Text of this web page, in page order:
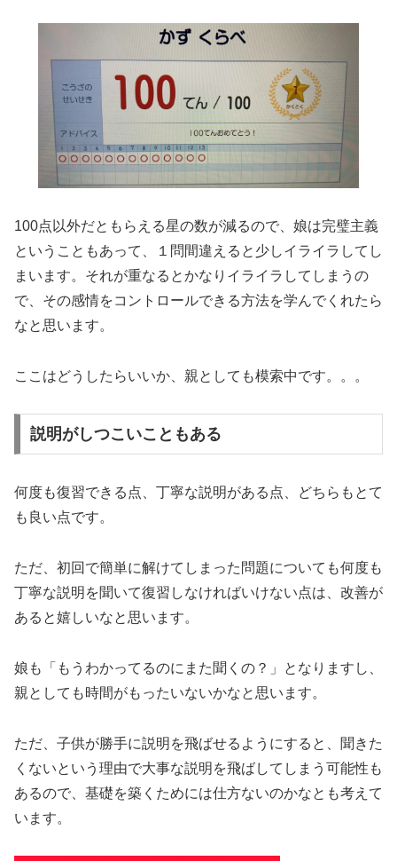
100点以外だともらえる星の数が減るので、娘は完璧主義
ということもあって、１問間違えると少しイライラしてし
まいます。それが重なるとかなりイライラしてしまうの
で、その感情をコントロールできる方法を学んでくれたら
なと思います。
ここはどうしたらいいか、親としても模索中です。。。
説明がしつこいこともある
何度も復習できる点、丁寧な説明がある点、どちらもとて
も良い点です。
ただ、初回で簡単に解けてしまった問題についても何度も
丁寧な説明を聞いて復習しなければいけない点は、改善が
あると嬉しいなと思います。
娘も「もうわかってるのにまた聞くの？」となりますし、
親としても時間がもったいないかなと思います。
ただ、子供が勝手に説明を飛ばせるようにすると、聞きた
くないという理由で大事な説明を飛ばしてしまう可能性も
あるので、基礎を築くためには仕方ないのかなとも考えて
います。